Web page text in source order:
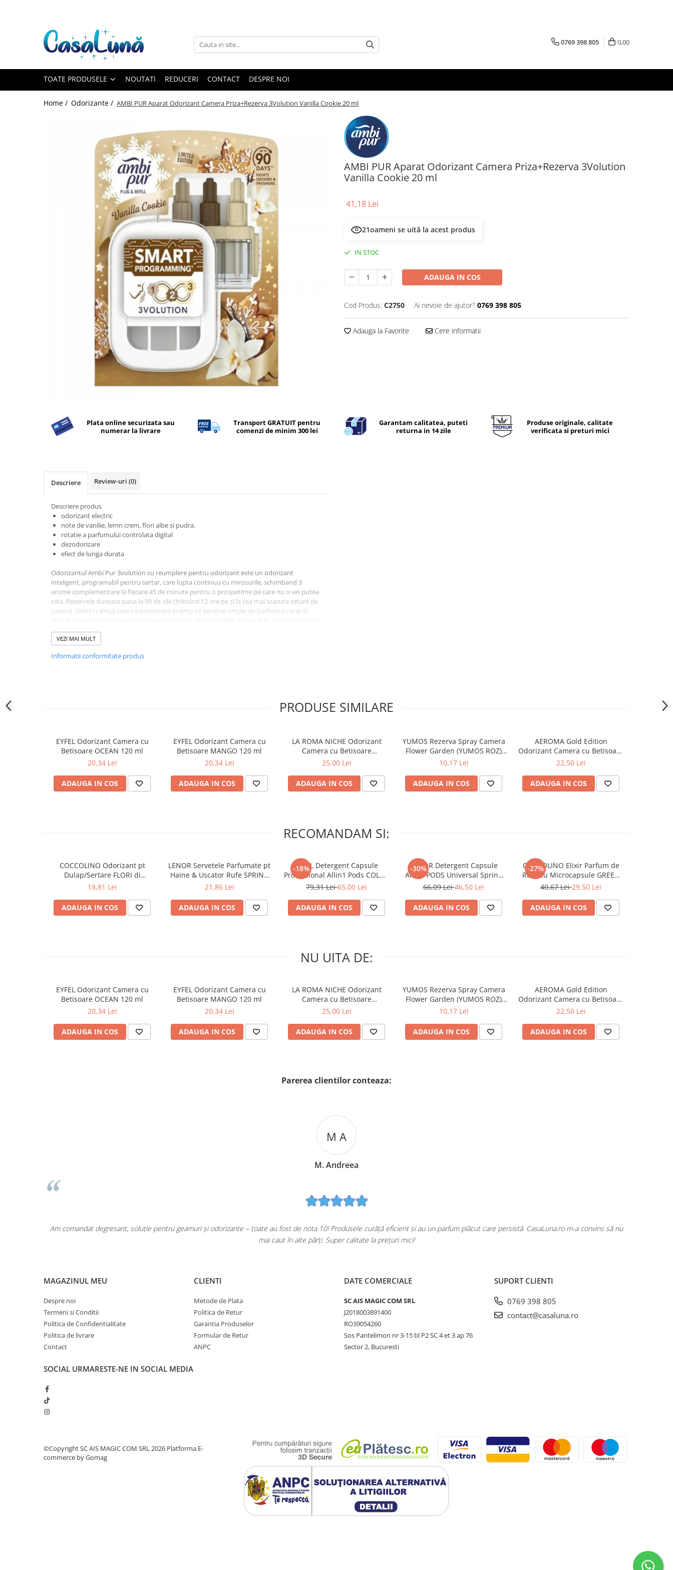
Toate Produsele
Gamma D'ORO
Gamma D'ORO Odorizant Cu
EYFEL Odorizant Camera cu
EYFEL Spray Odorizant 400 ml
LORIS Odorizant cu Betisoare 120
Solutie de intretinere textile
Antibacteriene
Produse de uz casnic
Combaterea Insectelor
Diverse produse de uz casnic
Saci Menajeri
Servetele Umede Multisuprfete
Ingrijire Personala
Ingrijirea corpului
Igiena orala
Ingrijire intima
Produse pentru ras
Ingrijirea parului
Balsam de par
Deodorante & Parfumuri
Deodorante & Parfumuri
Covoare & Tapiterii
0769 398 805 0,00
TOATE PRODUSELE NOUTATI REDUCERI CONTACT DESPRE NOI
Home / Odorizante / AMBI PUR Aparat Odorizant Camera Priza+Rezerva 3Volution Vanilla Cookie 20 ml
AMBI PUR Aparat Odorizant Camera Priza+Rezerva 3Volution
Vanilla Cookie 20 ml
41,18 Lei
21oameni se uită la acest produs
IN STOC
ADAUGA IN COS
Cod Produs: C2750 Ai nevoie de ajutor? 0769 398 805
Adauga la Favorite Cere informatii
Plata online securizata sau
numerar la livrare
Transport GRATUIT pentru
comenzi de minim 300 lei
Garantam calitatea, puteti
returna in 14 zile
Produse originale, calitate
verificata si preturi mici
Descriere Review-uri (0)
Descriere produs
odorizant electric
note de vanilie, lemn crem, flori albe si pudra.
rotatie a parfumului controlata digital
dezodorizare
efect de lunga durata
Odorizantul Ambi Pur 3volution cu reumplere pentru odorizant este un odorizant
inteligent, programabil pentru sertar, care lupta continuu cu mirosurile, schimband 3
arome complementare la fiecare 45 de minute pentru o prospetime pe care nu o vei putea
rata. Rezervele dureaza pana la 90 de zile (folosind 12 ore pe zi la cea mai scazuta setare de
vapori). Simtiti calmul care va inconjoara in timp ce aerul se umple de parfumul curat si
o casa plina de arome proaspete si placute.
VEZI MAI MULT
Informatii conformitate produs
PRODUSE SIMILARE
EYFEL Odorizant Camera cu
Betisoare OCEAN 120 ml
20,34 Lei
ADAUGA IN COS
EYFEL Odorizant Camera cu
Betisoare MANGO 120 ml
20,34 Lei
ADAUGA IN COS
LA ROMA NICHE Odorizant
Camera cu Betisoare
MADEMOSELLE 120 ml
25,00 Lei
ADAUGA IN COS
YUMOS Rezerva Spray Camera
Flower Garden (YUMOS ROZ)
260 ml
10,17 Lei
ADAUGA IN COS
AEROMA Gold Edition
Odorizant Camera cu Betisoare
Intense Vibe 125 ml
22,50 Lei
ADAUGA IN COS
RECOMANDAM SI:
COCCOLINO Odorizant pt
Dulap/Sertare FLORI di
PRIMAVERA 3 buc
18,81 Lei
ADAUGA IN COS
LENOR Servetele Parfumate pt
Haine & Uscator Rufe SPRING
AWAKENING 34 buc
21,86 Lei
ADAUGA IN COS
-18%
ARIEL Detergent Capsule
Professional Allin1 Pods COLOR
60 buc
79,31 Lei65,00 Lei
ADAUGA IN COS
-30%
LENOR Detergent Capsule
Allin1 PODS Universal Spring
Awakening 38 buc
66,09 Lei46,50 Lei
ADAUGA IN COS
-27%
COCCOLINO Elixir Parfum de
Rufe cu Microcapsule GREEN
SPA 342 ml
40,67 Lei29,50 Lei
ADAUGA IN COS
NU UITA DE:
EYFEL Odorizant Camera cu
Betisoare OCEAN 120 ml
20,34 Lei
ADAUGA IN COS
EYFEL Odorizant Camera cu
Betisoare MANGO 120 ml
20,34 Lei
ADAUGA IN COS
LA ROMA NICHE Odorizant
Camera cu Betisoare
MADEMOSELLE 120 ml
25,00 Lei
ADAUGA IN COS
YUMOS Rezerva Spray Camera
Flower Garden (YUMOS ROZ)
260 ml
10,17 Lei
ADAUGA IN COS
AEROMA Gold Edition
Odorizant Camera cu Betisoare
Intense Vibe 125 ml
22,50 Lei
ADAUGA IN COS
Parerea clientilor conteaza:
M A
M. Andreea
Am comandat degresant, soluție pentru geamuri și odorizante – toate au fost de nota 10! Produsele curăță eficient și au un parfum plăcut care persistă. CasaLuna.ro m-a convins să nu
mai caut în alte părți. Super calitate la prețuri mici!
MAGAZINUL MEU
Despre noi
Termeni si Conditii
Politica de Confidentialitate
Politica de livrare
Contact
CLIENTI
Metode de Plata
Politica de Retur
Garantia Produselor
Formular de Retur
ANPC
DATE COMERCIALE
SC AIS MAGIC COM SRL
J2018003891400
RO39054260
Sos Pantelimon nr 3-15 bl P2 SC 4 et 3 ap 76
Sector 2, Bucuresti
SUPORT CLIENTI
0769 398 805
contact@casaluna.ro
SOCIAL URMARESTE-NE IN SOCIAL MEDIA
©Copyright SC AIS MAGIC COM SRL 2026 Platforma E-
commerce by Gomag